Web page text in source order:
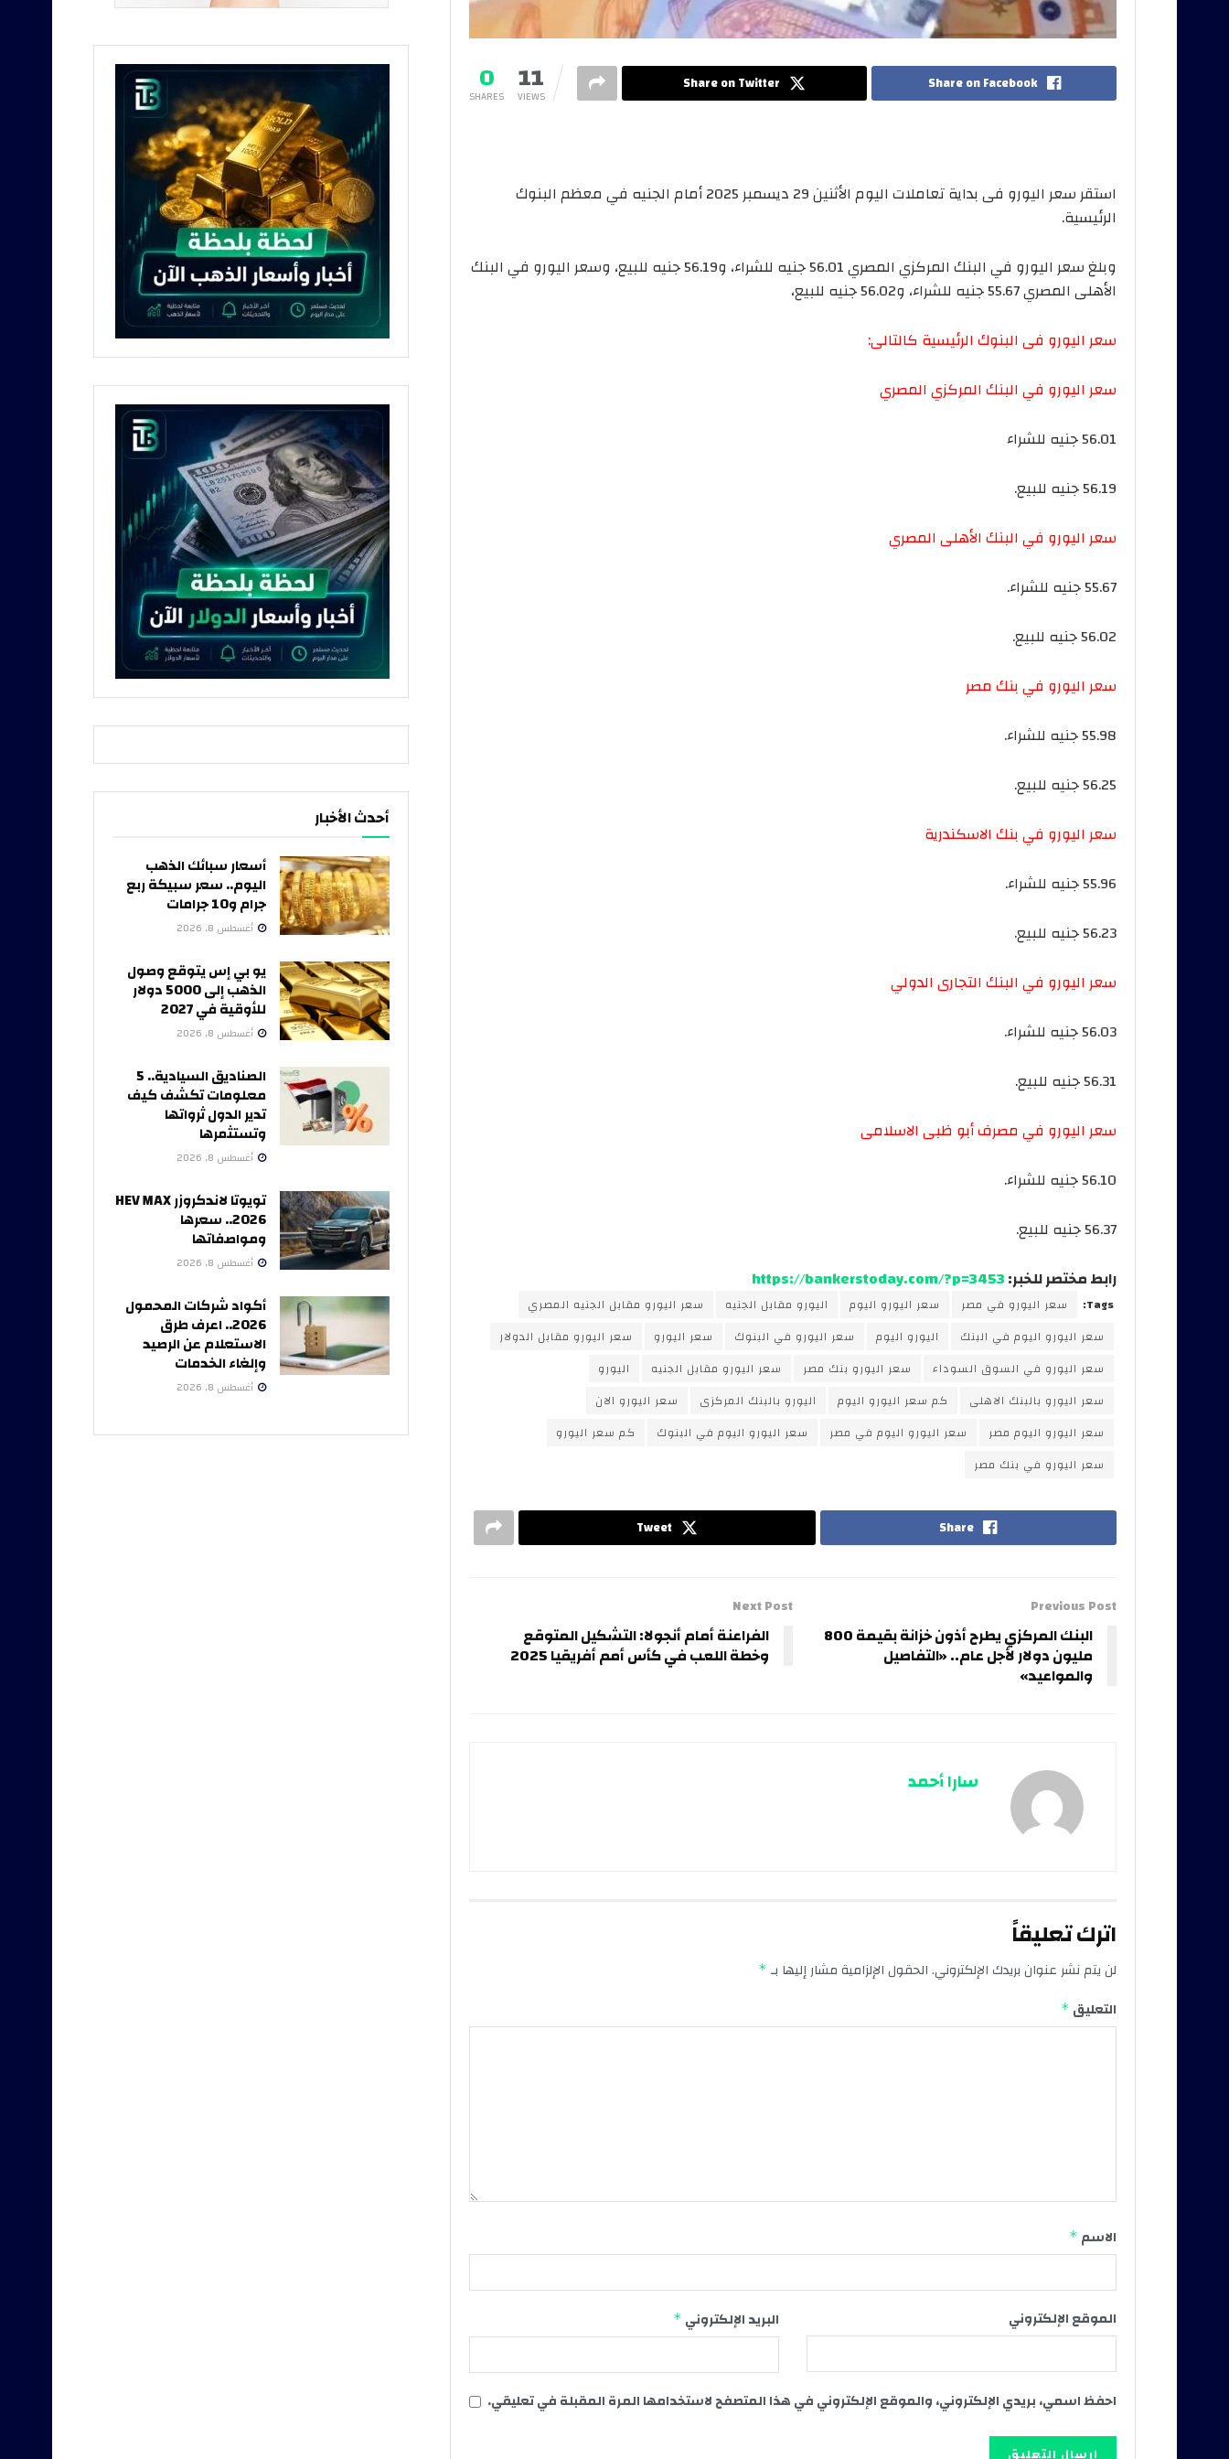
0
SHARES 11
VIEWS
Share on Facebook
Share on Twitter
استقر سعر اليورو فى بداية تعاملات اليوم الأثنين 29 ديسمبر 2025 أمام الجنيه في معظم البنوك
الرئيسية.
وبلغ سعر اليورو في البنك المركزي المصري 56.01 جنيه للشراء، و56.19 جنيه للبيع، وسعر اليورو في البنك
الأهلى المصري 55.67 جنيه للشراء، و56.02 جنيه للبيع،
سعر اليورو فى البنوك الرئيسية كالتالى:
سعر اليورو في البنك المركزي المصري
56.01 جنيه للشراء
56.19 جنيه للبيع.
سعر اليورو في البنك الأهلى المصري
55.67 جنيه للشراء.
56.02 جنيه للبيع.
سعر اليورو في بنك مصر
55.98 جنيه للشراء.
56.25 جنيه للبيع.
سعر اليورو في بنك الاسكندرية
55.96 جنيه للشراء.
56.23 جنيه للبيع.
سعر اليورو في البنك التجارى الدولي
56.03 جنيه للشراء.
56.31 جنيه للبيع.
سعر اليورو في مصرف أبو ظبى الاسلامى
56.10 جنيه للشراء.
56.37 جنيه للبيع.
رابط مختصر للخبر:https://bankerstoday.com/?p=3453
Tags: سعر اليورو في مصر سعر اليورو اليوم اليورو مقابل الجنيه
سعر اليورو مقابل الجنيه المصري
سعر اليورو اليوم في البنك
اليورو اليوم سعر اليورو في البنوك سعر اليورو
سعر اليورو مقابل الدولار
سعر اليورو في السوق السوداء
سعر اليورو بنك مصر سعر اليورو مقابل الجنيه
اليورو
سعر اليورو بالبنك الاهلى
كم سعر اليورو اليوم اليورو بالبنك المركزى
سعر اليورو الان
سعر اليورو اليوم مصر
سعر اليورو اليوم في مصر سعر اليورو اليوم في البنوك
كم سعر اليورو
سعر اليورو في بنك مصر
Share
Tweet
Previous Post
البنك المركزي يطرح أذون خزانة بقيمة 800
مليون دولار لأجل عام.. «التفاصيل
والمواعيد»
Next Post
الفراعنة أمام أنجولا: التشكيل المتوقع
وخطة اللعب في كأس أمم أفريقيا 2025
سارا أحمد
اترك تعليقاً
لن يتم نشر عنوان بريدك الإلكتروني.الحقول الإلزامية مشار إليها بـ *
التعليق *
الاسم *
البريد الإلكتروني * الموقع الإلكتروني
احفظ اسمي، بريدي الإلكتروني، والموقع الإلكتروني في هذا المتصفح لاستخدامها المرة المقبلة في تعليقي.
أحدث الأخبار
أسعار سبائك الذهب
اليوم.. سعر سبيكة ربع
جرام و10 جرامات
أغسطس 8, 2026
يو بي إس يتوقع وصول
الذهب إلى 5000 دولار
للأوقية في 2027
أغسطس 8, 2026
الصناديق السيادية.. 5
معلومات تكشف كيف
تدير الدول ثرواتها
وتستثمرها
أغسطس 8, 2026
تويوتا لاندكروزر HEV MAX
2026.. سعرها
ومواصفاتها
أغسطس 8, 2026
أكواد شركات المحمول
2026.. اعرف طرق
الاستعلام عن الرصيد
وإلغاء الخدمات
أغسطس 8, 2026